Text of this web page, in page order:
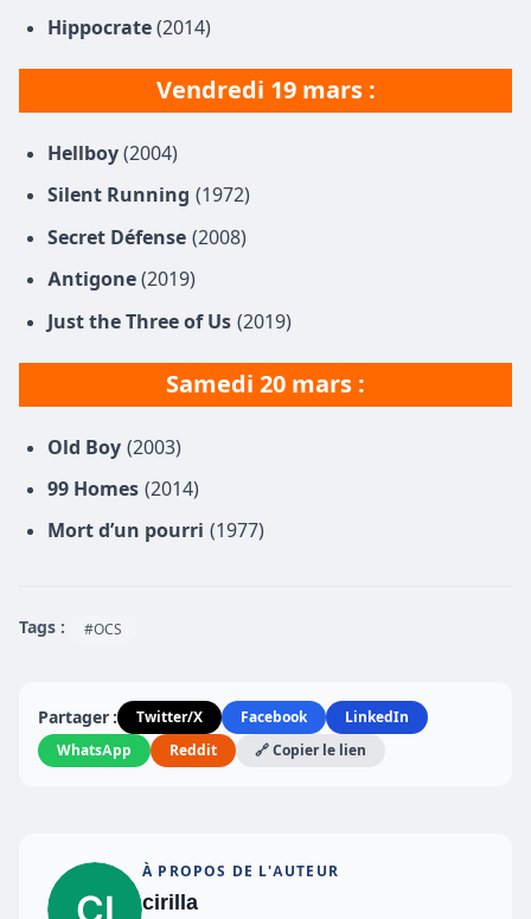
Hippocrate (2014)
Vendredi 19 mars :
Hellboy (2004)
Silent Running (1972)
Secret Défense (2008)
Antigone (2019)
Just the Three of Us (2019)
Samedi 20 mars :
Old Boy (2003)
99 Homes (2014)
Mort d’un pourri (1977)
Tags : #OCS
Partager : Twitter/X Facebook
LinkedIn
WhatsApp
Reddit 🔗 Copier le lien
À PROPOS DE L'AUTEUR
cirilla